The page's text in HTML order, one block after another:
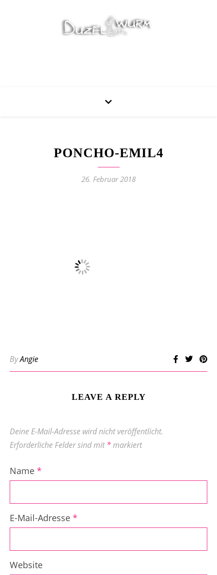
PONCHO-EMIL4
26. Februar 2018
ByAngie
LEAVE A REPLY
Deine E-Mail-Adresse wird nicht veröffentlicht.
Erforderliche Felder sind mit*markiert
Name *
E-Mail-Adresse *
Website